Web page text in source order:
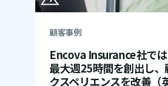
顧客事例
Encova Insurance社で
最大週25時間を創出し、
クスペリエンスを改善（